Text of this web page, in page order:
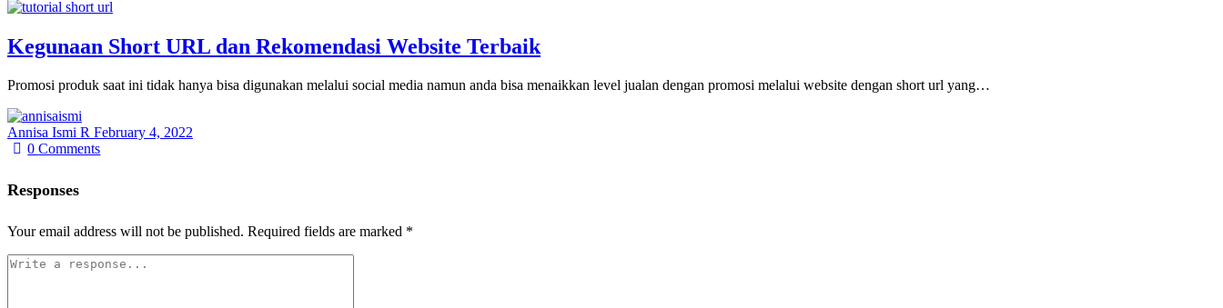
Kegunaan Short URL dan Rekomendasi Website Terbaik
Promosi produk saat ini tidak hanya bisa digunakan melalui social media namun anda bisa menaikkan level jualan dengan promosi melalui website dengan short url yang…
Annisa Ismi R February 4, 2022
0Comments
Responses
Your email address will not be published. Required fields are marked *